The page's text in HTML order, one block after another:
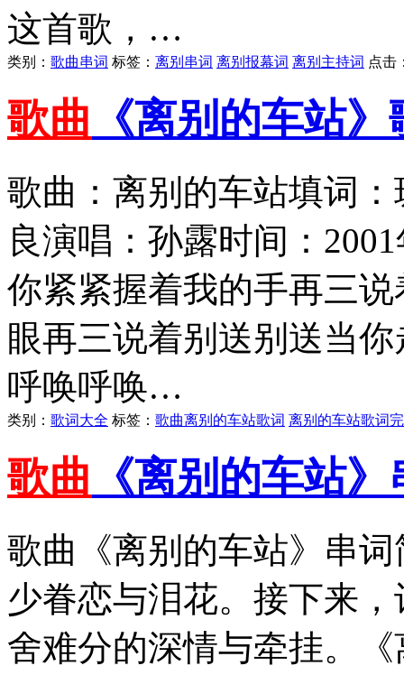
这首歌，…
类别： 歌曲串词 标签： 离别串词 离别报幕词 离别主持词 点击
歌曲 《离别的车站
歌曲：离别的车站填词
良演唱：孙露时间：
你紧紧握着我的手再三
眼再三说着别送别送当
呼唤呼唤…
类别： 歌词大全 标签： 歌曲离别的车站歌词 离别的车站歌词
歌曲 《离别的车站
歌曲《离别的车站》串
少眷恋与泪花。接下来
舍难分的深情与牵挂。